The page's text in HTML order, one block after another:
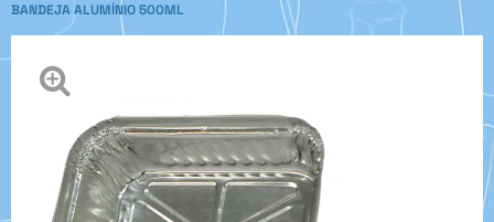
BANDEJA ALUMÍNIO 500ML